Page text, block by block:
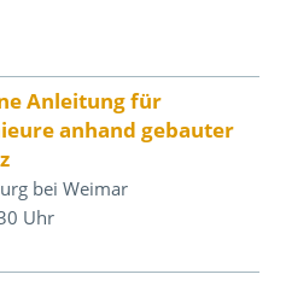
Anleitung für
anhand gebauter
bei Weimar
Uhr